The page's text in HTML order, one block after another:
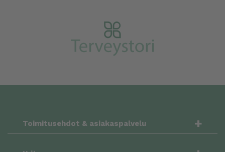
Toimitusehdot & asiakaspalvelu +